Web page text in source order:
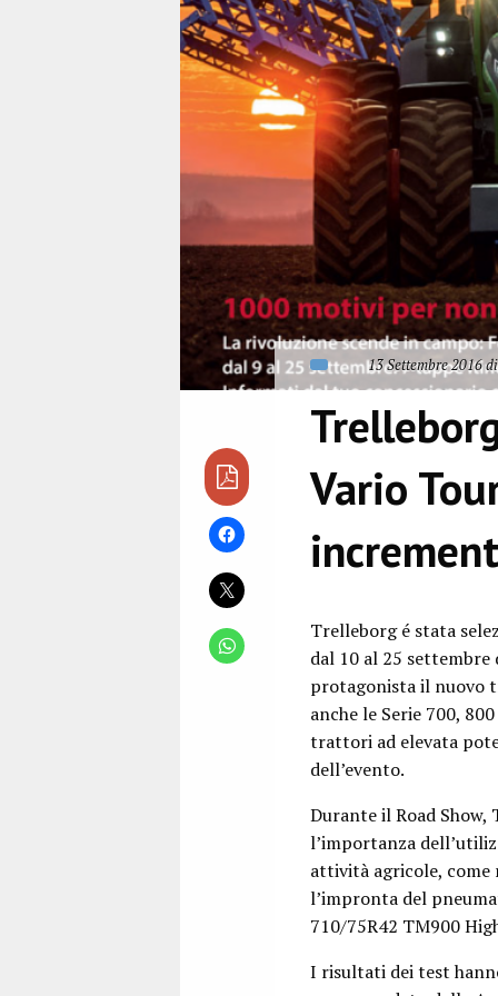
13 Settembre 2016
Vario
Trelleborg é stata
dal 10 al 25
protagonista il nuovo
anche le Serie 700,
trattori ad elevata
dell’evento.
Durante il Road
l’importanza
attività agricole, come
l’impronta del
710/75R42 TM900
I risultati dei test